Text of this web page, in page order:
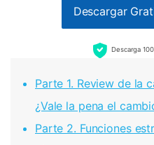
Descargar
Descarga
Parte 1. Review de la
¿Vale la pena el
Parte 2. Funciones